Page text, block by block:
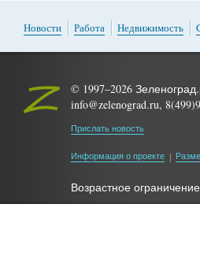
Новости Работа Недвижимость
© 1997–2026
info@zelenograd.ru,
Прислать новость
Информация о проекте
Возрастное